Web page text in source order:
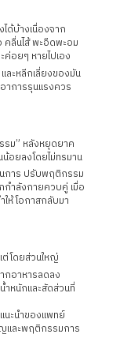
ด้บ้างเนื่องจาก
ลื่นไส้ พะอืดพะอม
ค่อยๆ หายไปเอง
ละหลีกเลี่ยงของมัน
าการรุนแรงควร
รม” หลังหยุดยาค
อยลงโดยไม่ทรมาน
นการ ปรับพฤติกรรม
กำลังกายควบคู่ เมื่อ
ให้โอกาสกลับมา
โดยส่วนใหญ่
กอาหารลดลง
ำหนักและสัดส่วนที่
นะนำของแพทย์
และพฤติกรรมการ